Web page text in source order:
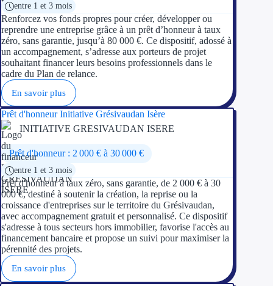
entre 1 et 3 mois
Renforcez vos fonds propres pour créer, développer ou
reprendre une entreprise grâce à un prêt d’honneur à taux
zéro, sans garantie, jusqu’à 80 000 €. Ce dispositif, adossé à
un accompagnement, s’adresse aux porteurs de projet
souhaitant financer leurs besoins professionnels dans le
cadre du Plan de relance.
En savoir plus
Prêt d'honneur Initiative Grésivaudan Isère
INITIATIVE GRESIVAUDAN ISERE
Prêt d'honneur : 2 000 € à 30 000 €
entre 1 et 3 mois
Prêt d'honneur à taux zéro, sans garantie, de 2 000 € à 30
000 €, destiné à soutenir la création, la reprise ou la
croissance d'entreprises sur le territoire du Grésivaudan,
avec accompagnement gratuit et personnalisé. Ce dispositif
s'adresse à tous secteurs hors immobilier, favorise l'accès au
financement bancaire et propose un suivi pour maximiser la
pérennité des projets.
En savoir plus